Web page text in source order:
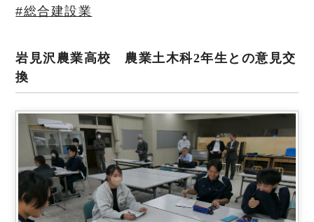
#総合建設業
岩見沢農業高校 農業土木科2年生との意見交
換